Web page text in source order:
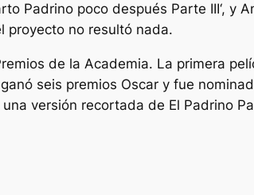
Padrino poco después Parte III‘, y
proyecto no resultó nada.
de la Academia. La primera
seis premios Oscar y fue
versión recortada de El Padrino